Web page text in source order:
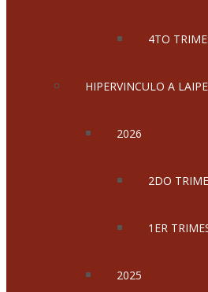
4TO
HIPERVINCULO A
2026
2DO
1ER
2025